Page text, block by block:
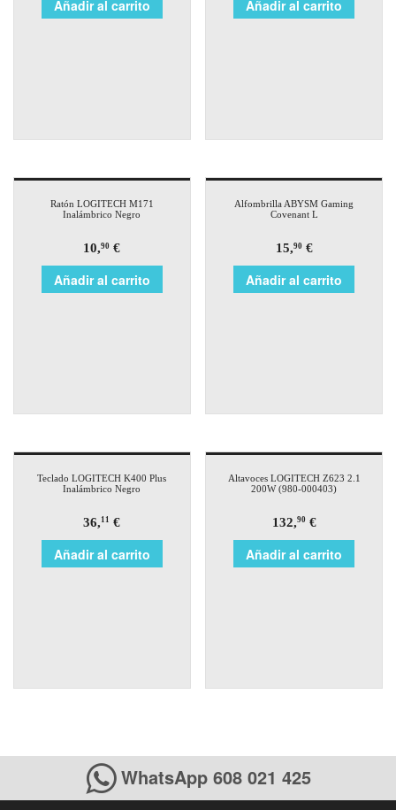
Añadir al carrito Añadir al carrito
Ratón LOGITECH M171
Inalámbrico Negro
10,90 €
Añadir al carrito
Alfombrilla ABYSM Gaming
Covenant L
15,90€
Añadir al carrito
Teclado LOGITECH K400 Plus
Inalámbrico Negro
36,11 €
Añadir al carrito
Altavoces LOGITECH Z623 2.1
200W (980-000403)
132,90€
Añadir al carrito
WhatsApp 608 021 425